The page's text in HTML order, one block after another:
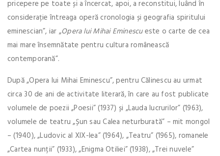
pricepere pe toate și a încercat, apoi, a reconstitui, luând în
considerație întreaga operă cronologia și geografia spiritului
eminescian”, iar „Opera lui Mihai Eminescueste o carte de cea
mai mare însemnătate pentru cultura românească
contemporană”.
După „Opera lui Mihai Eminescu”, pentru Călinescu au urmat
circa 30 de ani de activitate literară, în care au fost publicate
volumele de poezii „Poesii” (1937) și „Lauda lucrurilor” (1963),
volumele de teatru „Șun sau Calea neturburată” – mit mongol
– (1940), „Ludovic al XIX-lea” (1964), „Teatru” (1965), romanele
„Cartea nunții” (1933), „Enigma Otiliei” (1938), „Trei nuvele”